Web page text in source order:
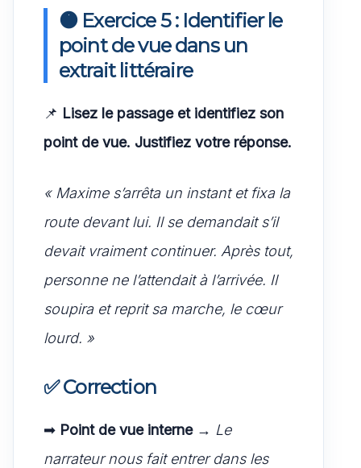
🟠 Exercice 5 : Identifier le
point de vue dans un
extrait littéraire
📌 Lisez le passage et identifiez son
point de vue. Justifiez votre réponse.
« Maxime s’arrêta un instant et fixa la
route devant lui. Il se demandait s’il
devait vraiment continuer. Après tout,
personne ne l’attendait à l’arrivée. Il
soupira et reprit sa marche, le cœur
lourd. »
✅Correction
➡ Point de vue interne→ Le
narrateur nous fait entrer dans les